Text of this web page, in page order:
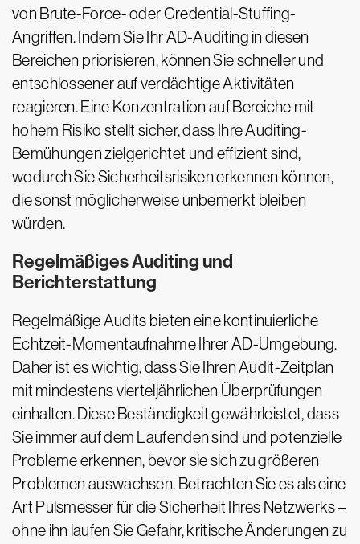
von Brute-Force- oder Credential-Stuffing-
Angriffen. Indem Sie Ihr AD-Auditing in diesen
Bereichen priorisieren, können Sie schneller und
entschlossener auf verdächtige Aktivitäten
reagieren. Eine Konzentration auf Bereiche mit
hohem Risiko stellt sicher, dass Ihre Auditing-
Bemühungen zielgerichtet und effizient sind,
wodurch Sie Sicherheitsrisiken erkennen können,
die sonst möglicherweise unbemerkt bleiben
würden.
Regelmäßiges Auditing und
Berichterstattung
Regelmäßige Audits bieten eine kontinuierliche
Echtzeit-Momentaufnahme Ihrer AD-Umgebung.
Daher ist es wichtig, dass Sie Ihren Audit-Zeitplan
mit mindestens vierteljährlichen Überprüfungen
einhalten. Diese Beständigkeit gewährleistet, dass
Sie immer auf dem Laufenden sind und potenzielle
Probleme erkennen, bevor sie sich zu größeren
Problemen auswachsen. Betrachten Sie es als eine
Art Pulsmesser für die Sicherheit Ihres Netzwerks –
ohne ihn laufen Sie Gefahr, kritische Änderungen zu